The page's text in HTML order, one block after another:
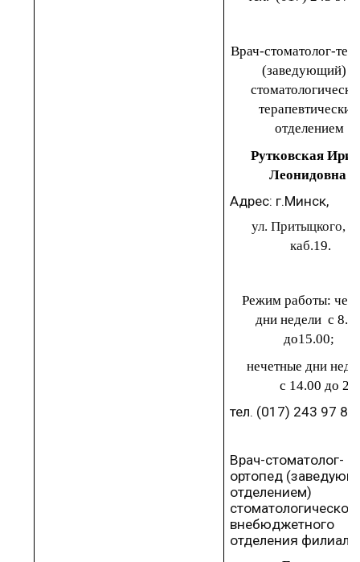
Врач-стоматолог-
(заведующий) 2
терапевтическим
отделением
Рутковская
Леонидовна
Адрес: г.Минск,
ул. Притыцкого,
каб.19.
Режим работы:
днинедели с
до15.00;
нечетные дни
с 14.00 до
тел. (017) 243 97 84
Врач-стоматолог-
ортопед
отделением)
внебюджетного
отделения